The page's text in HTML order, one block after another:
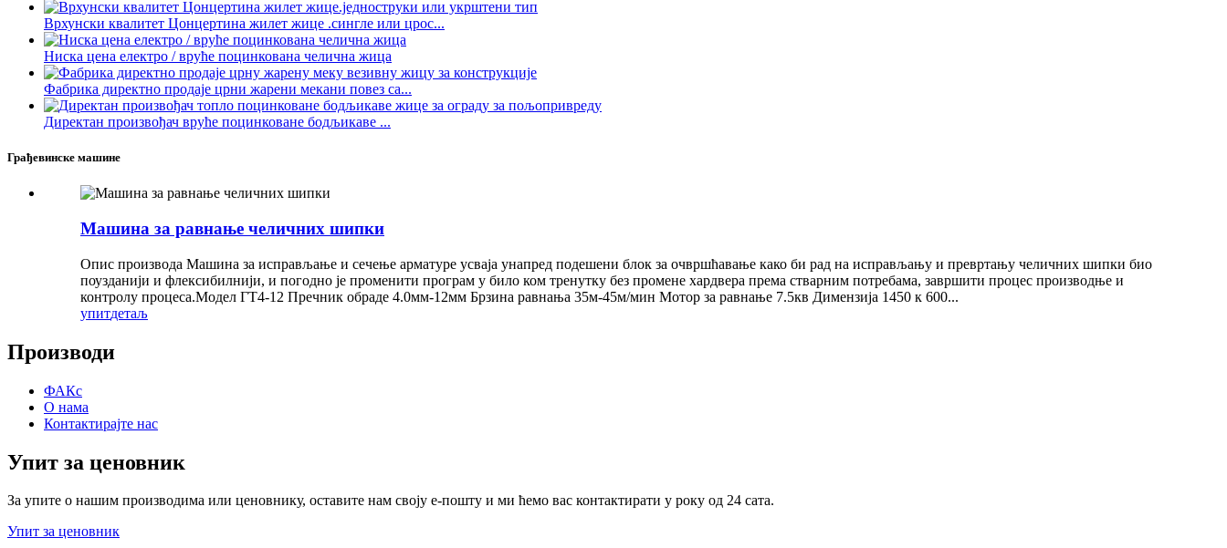
Врхунски квалитет Цонцертина жилет жице .сингле или црос...
Ниска цена електро / вруће поцинкована челична жица
Фабрика директно продаје црни жарени мекани повез са...
Директан произвођач вруће поцинковане бодљикаве ...
Грађевинске машине
Машина за равнање челичних шипки
Опис производа Машина за исправљање и сечење арматуре усваја унапред подешени блок за очвршћавање како би рад на исправљању и превртању челичних шипки био
поузданији и флексибилнији, и погодно је променити програм у било ком тренутку без промене хардвера према стварним потребама, завршити процес производње и
контролу процеса.Модел ГТ4-12 Пречник обраде 4.0мм-12мм Брзина равнања 35м-45м/мин Мотор за равнање 7.5кв Димензија 1450 к 600...
упитдетаљ
Производи
ФАКс
О нама
Контактирајте нас
Упит за ценовник
За упите о нашим производима или ценовнику, оставите нам своју е-пошту и ми ћемо вас контактирати у року од 24 сата.
Упит за ценовник